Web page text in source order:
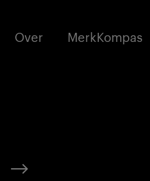
Over MerkKompas